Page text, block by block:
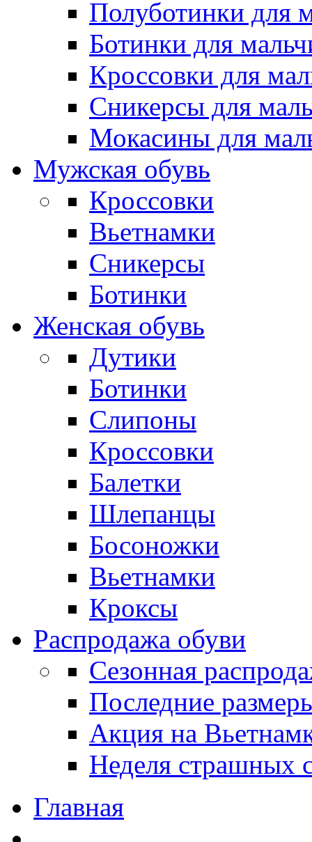
Полуботинки для
Ботинки для
Кроссовки для
Сникерсы для
Мокасины для
Мужская обувь
Кроссовки
Вьетнамки
Сникерсы
Ботинки
Женская обувь
Дутики
Ботинки
Слипоны
Кроссовки
Балетки
Шлепанцы
Босоножки
Вьетнамки
Кроксы
Распродажа обуви
Сезонная
Последние
Акция на
Неделя страшных
Главная